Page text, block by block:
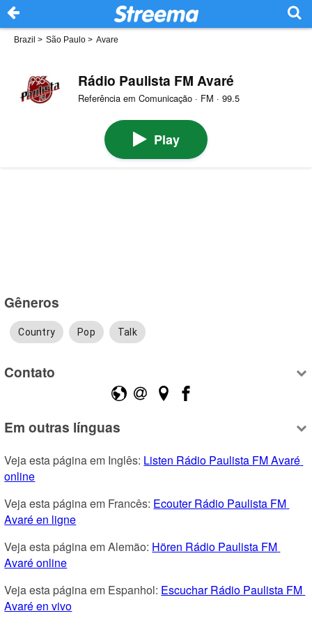
Brazil > São Paulo > Avare
Rádio Paulista FM Avaré
Referência em Comunicação · FM · 99.5
Play
Gêneros
Country Pop Talk
Contato
Em outras línguas
Veja esta página em Inglês: Listen Rádio Paulista FM Avaré
online
Veja esta página em Francês: Ecouter Rádio Paulista FM
Avaré en ligne
Veja esta página em Alemão: Hören Rádio Paulista FM
Avaré online
Veja esta página em Espanhol: Escuchar Rádio Paulista FM
Avaré en vivo